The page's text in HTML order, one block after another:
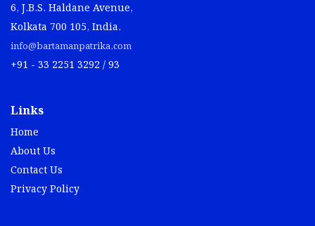
6, J.B.S. Haldane Avenue,
Kolkata 700 105, India.
info@bartamanpatrika.com
+91 - 33 2251 3292 / 93
Links
Home
About Us
Contact Us
Privacy Policy